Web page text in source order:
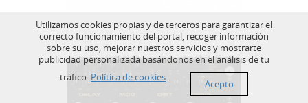
Utilizamos cookies propias y de terceros para garantizar el
correcto funcionamiento del portal, recoger información
sobre su uso, mejorar nuestros servicios y mostrarte
publicidad personalizada basándonos en el análisis de tu
tráfico. Política de cookies.
Acepto